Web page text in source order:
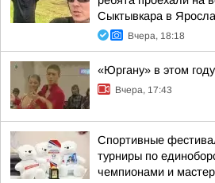
Сыктывкара в
Вчера, 18:18
«Юргану» в этом
Вчера, 17:43
Спортивные
турниры по
чемпионами и